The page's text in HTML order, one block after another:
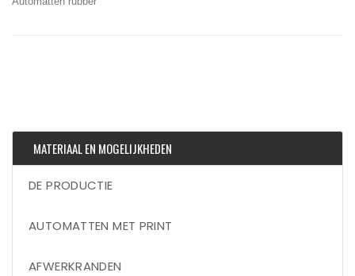
MATERIAAL EN MOGELIJKHEDEN
DE PRODUCTIE
AUTOMATTEN MET PRINT
AFWERKRANDEN